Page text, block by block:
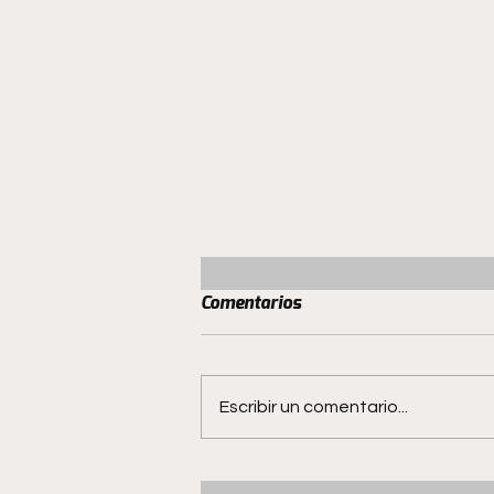
Comentarios
Escribir un comentario...